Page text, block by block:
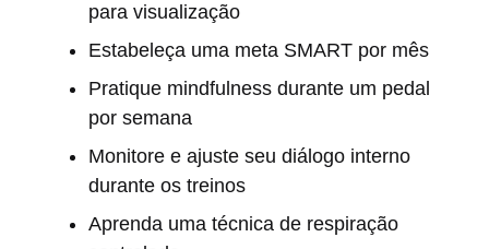
para visualização
Estabeleça uma meta SMART por mês
Pratique mindfulness durante um pedal
por semana
Monitore e ajuste seu diálogo interno
durante os treinos
Aprenda uma técnica de respiração